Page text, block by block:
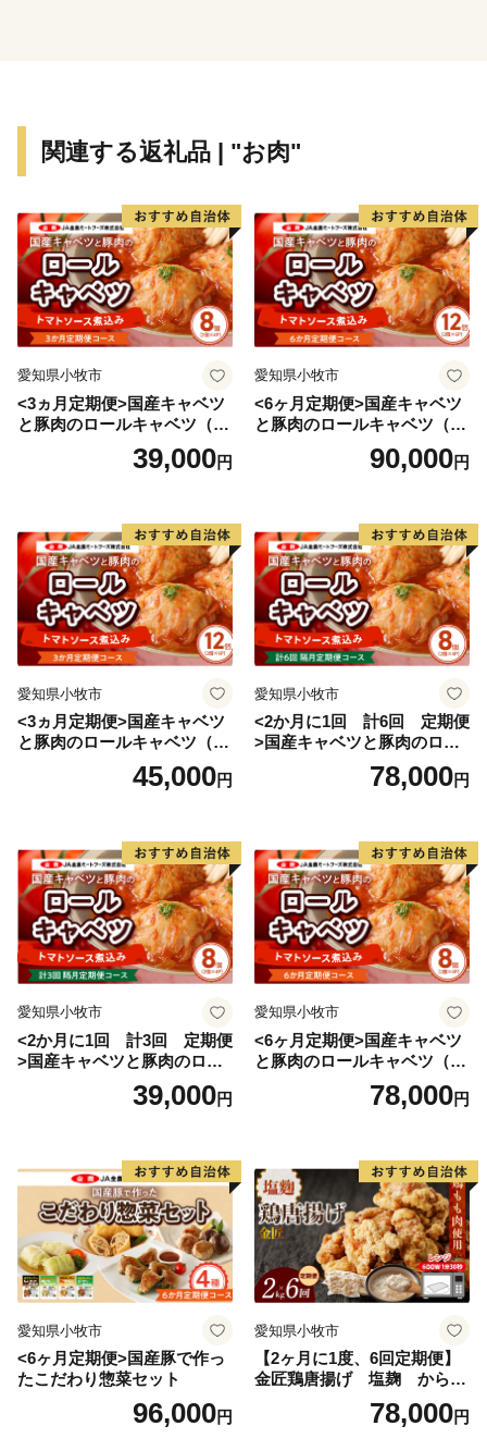
関連する返礼品 | "お肉"
愛知県小牧市
<3ヵ月定期便>国産キャベツ
と豚肉のロールキャベツ（4P
39,000円
愛知県小牧市
<6ヶ月定期便>国産キャベツ
と豚肉のロールキャベツ（6P
90,000円
愛知県小牧市
<3ヵ月定期便>国産キャベツ
と豚肉のロールキャベツ（6P
45,000円
愛知県小牧市
<2か月に1回 計6回 定期便
>国産キャベツと豚肉のロー
ルキャベツ（4P入り）
78,000円
愛知県小牧市
<2か月に1回 計3回 定期便
>国産キャベツと豚肉のロー
ルキャベツ（4P入り）
39,000円
愛知県小牧市
<6ヶ月定期便>国産キャベツ
と豚肉のロールキャベツ（4P
78,000円
愛知県小牧市
<6ヶ月定期便>国産豚で作っ
たこだわり惣菜セット
96,000円
愛知県小牧市
【2ヶ月に1度、6回定期便】
金匠鶏唐揚げ 塩麹 からあ
78,000円